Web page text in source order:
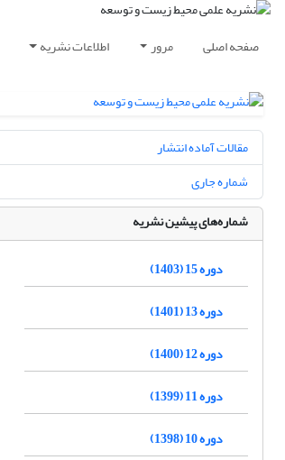
صفحه اصلی مرور اطلاعات نشریه
مقالات آماده انتشار
شماره جاری
شماره‌های پیشین نشریه
دوره 15 (1403)
دوره 13 (1401)
دوره 12 (1400)
دوره 11 (1399)
دوره 10 (1398)